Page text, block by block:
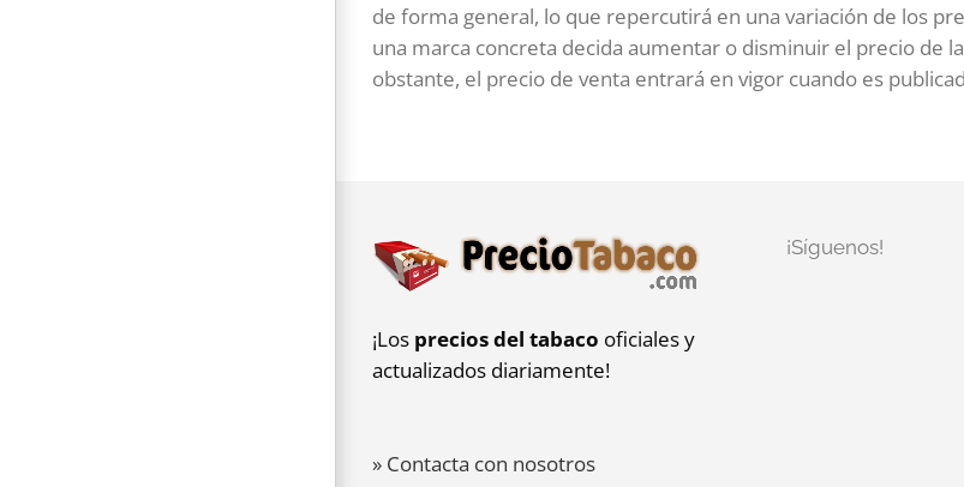
de forma general, lo que repercutirá en una variación de los
una marca concreta decida aumentar o disminuir el precio de
obstante, el precio de venta entrará en vigor cuando es
¡Los precios del tabaco oficiales y
actualizados diariamente!
» Contacta con nosotros
¡Síguenos!